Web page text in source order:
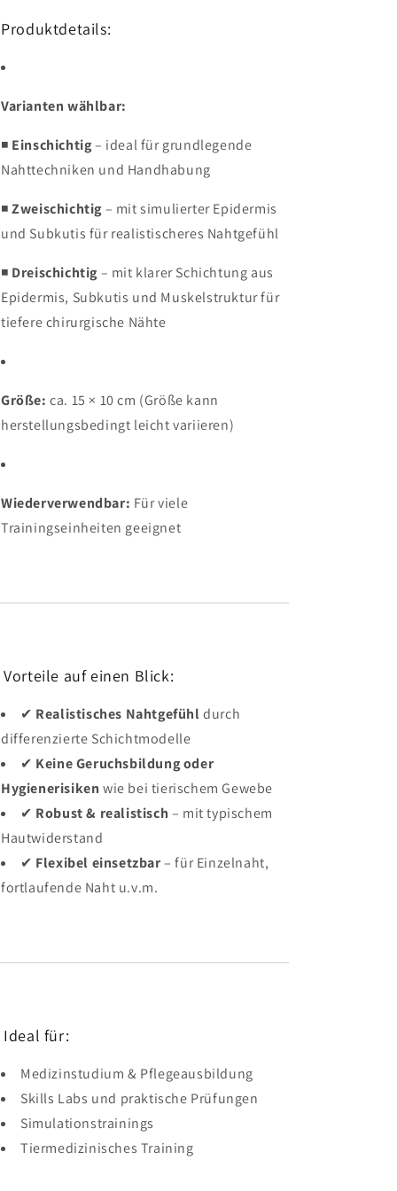
Varianten wählbar:
◾ Einschichtig– ideal für grundlegende
Nahttechniken und Handhabung
◾Zweischichtig – mit simulierter Epidermis
und Subkutis für realistischeres Nahtgefühl
◾ Dreischichtig – mit klarer Schichtung aus
Epidermis, Subkutis und Muskelstruktur für
tiefere chirurgische Nähte
Größe: ca. 15 × 10 cm (Größe kann
herstellungsbedingt leicht variieren)
Wiederverwendbar: Für viele
Trainingseinheiten geeignet
Vorteile auf einen Blick:
✔ Realistisches Nahtgefühldurch
differenzierte Schichtmodelle
✔ Keine Geruchsbildung oder
Hygienerisiken wie bei tierischem Gewebe
✔ Robust & realistisch – mit typischem
Hautwiderstand
✔ Flexibel einsetzbar– für Einzelnaht,
fortlaufende Naht u.v.m.
Ideal für:
Medizinstudium & Pflegeausbildung
Skills Labs und praktische Prüfungen
Simulationstrainings
Tiermedizinisches Training